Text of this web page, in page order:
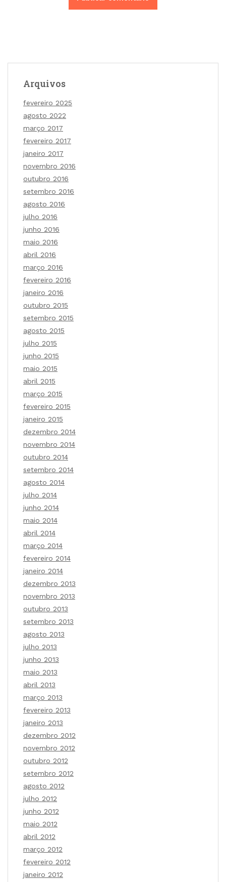
Arquivos
fevereiro 2025
agosto 2022
março 2017
fevereiro 2017
janeiro 2017
novembro 2016
outubro 2016
setembro 2016
agosto 2016
julho 2016
junho 2016
maio 2016
abril 2016
março 2016
fevereiro 2016
janeiro 2016
outubro 2015
setembro 2015
agosto 2015
julho 2015
junho 2015
maio 2015
abril 2015
março 2015
fevereiro 2015
janeiro 2015
dezembro 2014
novembro 2014
outubro 2014
setembro 2014
agosto 2014
julho 2014
junho 2014
maio 2014
abril 2014
março 2014
fevereiro 2014
janeiro 2014
dezembro 2013
novembro 2013
outubro 2013
setembro 2013
agosto 2013
julho 2013
junho 2013
maio 2013
abril 2013
março 2013
fevereiro 2013
janeiro 2013
dezembro 2012
novembro 2012
outubro 2012
setembro 2012
agosto 2012
julho 2012
junho 2012
maio 2012
abril 2012
março 2012
fevereiro 2012
janeiro 2012